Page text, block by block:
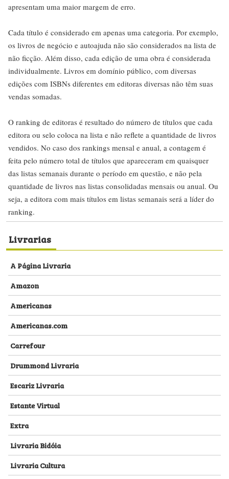
apresentam uma maior margem de erro.
Cada título é considerado em apenas uma categoria. Por exemplo,
os livros de negócio e autoajuda não são considerados na lista de
não ficção. Além disso, cada edição de uma obra é considerada
individualmente. Livros em domínio público, com diversas
edições com ISBNs diferentes em editoras diversas não têm suas
vendas somadas.
O ranking de editoras é resultado do número de títulos que cada
editora ou selo coloca na lista e não reflete a quantidade de livros
vendidos. No caso dos rankings mensal e anual, a contagem é
feita pelo número total de títulos que apareceram em quaisquer
das listas semanais durante o período em questão, e não pela
quantidade de livros nas listas consolidadas mensais ou anual. Ou
seja, a editora com mais títulos em listas semanais será a líder do
ranking.
Livrarias
A Página Livraria
Amazon
Americanas
Americanas.com
Carrefour
Drummond Livraria
Escariz Livraria
Estante Virtual
Extra
Livraria Bidóia
Livraria Cultura